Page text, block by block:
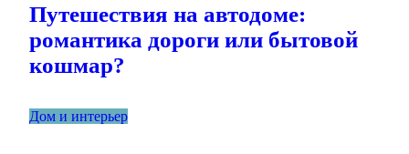
Путешествия на автодоме:
романтика дороги или бытовой
кошмар?
Дом и интерьер